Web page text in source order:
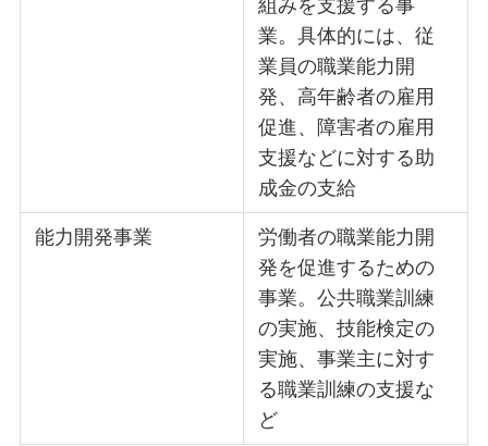
組みを支援する事
業。具体的には、従
業員の職業能力開
発、高年齢者の雇用
促進、障害者の雇用
支援などに対する助
成金の支給
能力開発事業
労働者の職業能力開
発を促進するための
事業。公共職業訓練
の実施、技能検定の
実施、事業主に対す
る職業訓練の支援な
ど